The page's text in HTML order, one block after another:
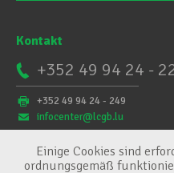
Kontakt
+352 49 94 24 -
+352 49 94 24 - 249
infocenter@lcgb.lu
Einige Cookies sind
ordnungsgemäß